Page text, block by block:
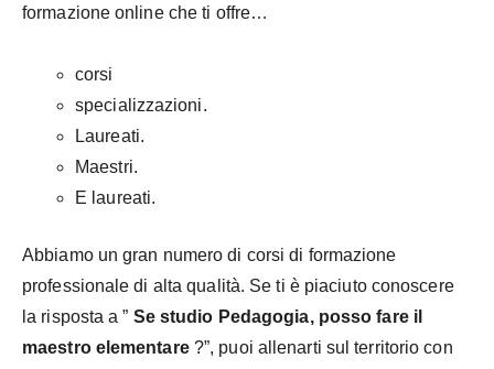
formazione online che ti offre…
corsi
specializzazioni.
Laureati.
Maestri.
E laureati.
Abbiamo un gran numero di corsi di formazione
professionale di alta qualità. Se ti è piaciuto conoscere
la risposta a ” Se studio Pedagogia, posso fare il
maestro elementare?”, puoi allenarti sul territorio con